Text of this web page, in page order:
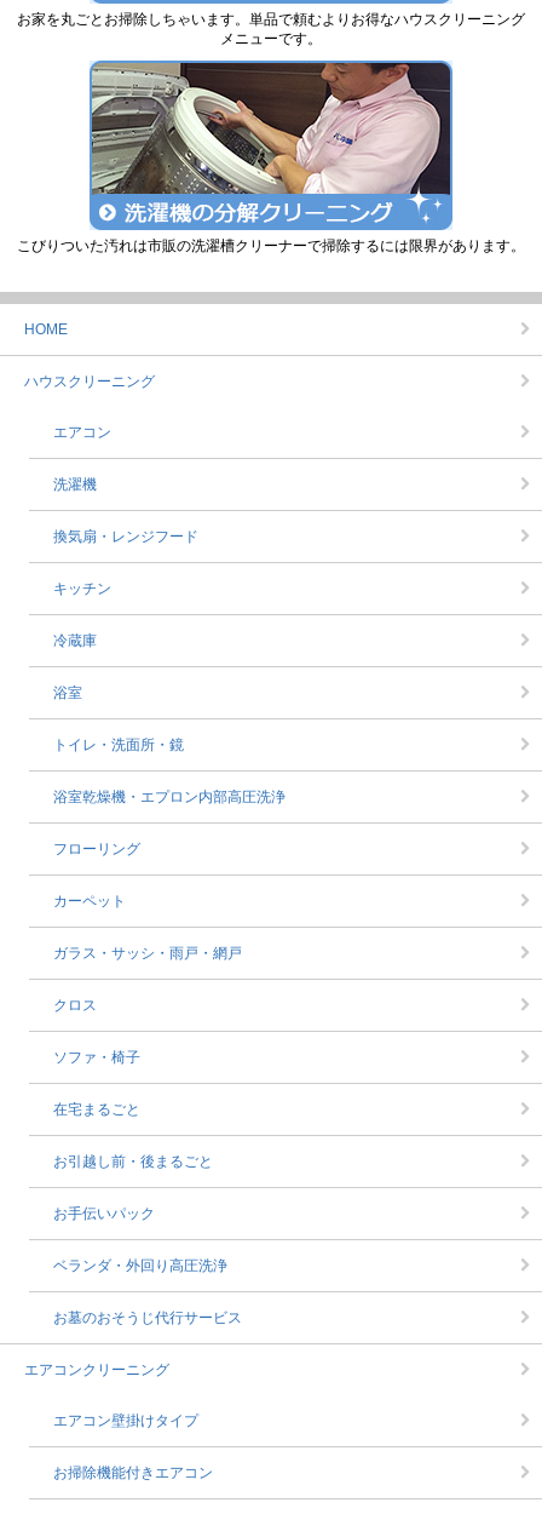
お家を丸ごとお掃除しちゃいます。単品で頼むよりお得なハウスクリーニング
メニューです。
こびりついた汚れは市販の洗濯槽クリーナーで掃除するには限界があります。
HOME
ハウスクリーニング
エアコン
洗濯機
換気扇・レンジフード
キッチン
冷蔵庫
浴室
トイレ・洗面所・鏡
浴室乾燥機・エプロン内部高圧洗浄
フローリング
カーペット
ガラス・サッシ・雨戸・網戸
クロス
ソファ・椅子
在宅まるごと
お引越し前・後まるごと
お手伝いパック
ベランダ・外回り高圧洗浄
お墓のおそうじ代行サービス
エアコンクリーニング
エアコン壁掛けタイプ
お掃除機能付きエアコン